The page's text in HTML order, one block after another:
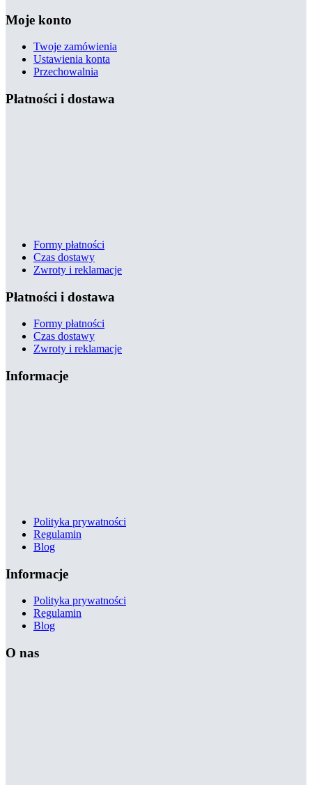
Moje konto
Twoje zamówienia
Ustawienia konta
Przechowalnia
Płatności i dostawa
Formy płatności
Czas dostawy
Zwroty i reklamacje
Płatności i dostawa
Formy płatności
Czas dostawy
Zwroty i reklamacje
Informacje
Polityka prywatności
Regulamin
Blog
Informacje
Polityka prywatności
Regulamin
Blog
O nas